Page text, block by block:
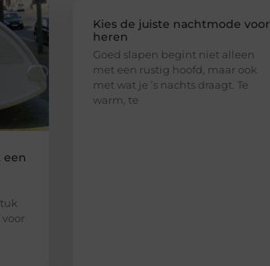
een
Kies de juiste nachtmode voor
heren
Goed slapen begint niet alleen
met een rustig hoofd, maar ook
met wat je ’s nachts draagt. Te
warm, te